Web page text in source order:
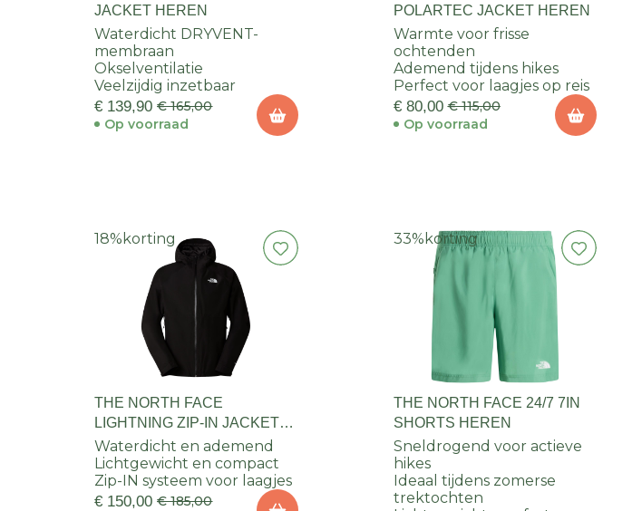
JACKET HEREN
Waterdicht DRYVENT-
membraan
Okselventilatie
Veelzijdig inzetbaar
€ 139,90 € 165,00
Op voorraad
POLARTEC JACKET HEREN
Warmte voor frisse
ochtenden
Ademend tijdens hikes
Perfect voor laagjes op reis
€ 80,00 € 115,00
Op voorraad
18% korting
THE NORTH FACE
LIGHTNING ZIP-IN JACKET
HEREN
Waterdicht en ademend
Lichtgewicht en compact
Zip-IN systeem voor laagjes
€ 150,00 € 185,00
33% korting
THE NORTH FACE 24/7 7IN
SHORTS HEREN
Sneldrogend voor actieve
hikes
Ideaal tijdens zomerse
trektochten